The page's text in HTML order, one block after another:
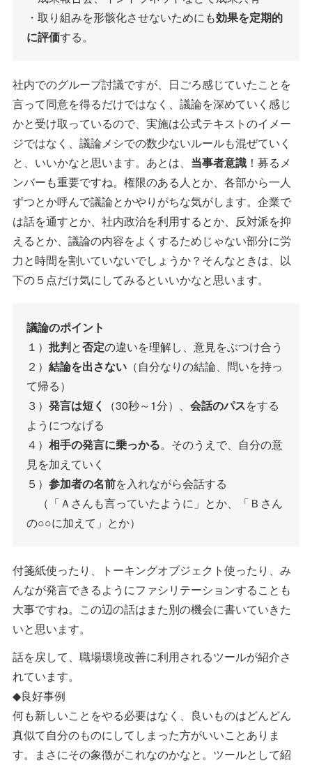
・取り組みを形骸化させないためにも効果を定期的
に評価する。
社内でのグループ討議ですが、日ごろ感じていたことを
言って同意を得るだけではなく、議論を深めていく感じ
かと受け取っているので、実施は公式テキストのイメー
ジではなく、議論メシでの数少ないルールも混ぜていく
と、いいかなと思います。あとは、 当事者意識 ！募るメ
ンバーも重要ですね。権限のある人とか、各部から一人
ずつとか呼んで議論とかやりがちな気がします。企業で
は話を通すとか、社内政治を利用するとか、反対派を抑
えるとか、議論の内容をよくするためじゃない部分に労
力と時間を割いていないでしょうか？そんなときは、以
下の５点だけ気にしてみるといいかなと思います。
議論のポイント
１） 批判と否定の違いを理解し、意見をぶつけ合う
２） 結論を出さない （自分なりの結論、問いを持っ
て帰る）
３） 発言は短く （30秒～1分）、 会話のパスをする
ようにつなげる
４） 相手の発言に乗っかる。そのうえで、自分の意
見を加えていく
５） 参加者の名前を入れながら会話する
（「Ａさんも言っていたように」とか、「Ｂさん
の○○に加えて」とか）
付箋紙使ったり、トーキングオブジェクト使ったり、み
んなが発言できるようにファシリテーションすることも
大事ですね。この辺の話はまた別の機会に書いていきた
いと思います。
話を戻して、職場環境改善に利用されるツールが紹介さ
れています。
◆良好事例
何も新しいことをやる必要はなく、良いものはどんどん
真似て自分のものにしてしまった方がいいことありま
す。まさにその象徴がこれなのかなと。ツールとして紹